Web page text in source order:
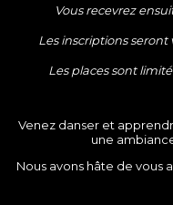
Vous recevrez
Les inscriptions
Les places sont
Venez danser et
une
Nous avons hâte de vous